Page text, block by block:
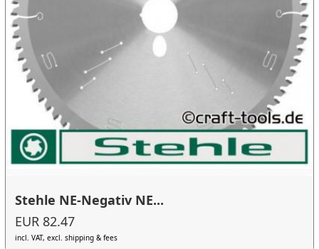
Stehle NE-Negativ NE...
EUR 82.47
incl. VAT, excl. shipping & fees